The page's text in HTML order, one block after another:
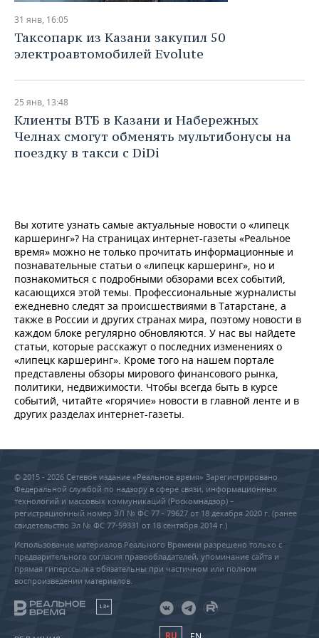
НЕФТЕХИМИЯ
НЕФТЬ
ЭНЕРГЕТИКА
РОЗНИЧНАЯ ТОРГОВЛЯ
ТРАНСПОРТ
НОВОСТИ ТЕХНОЛОГИЙ
IT
ТЕЛЕКОММУНИКАЦИИ
МЕРОПРИЯТИЯ
НОВОСТИ МЕРОПРИЯТИЙ
БИЗНЕС-БРАНЧИ
ONLINE-КОНФЕРЕНЦИИ
СПОРТ
ФУТБОЛ
ХОККЕЙ
ВОЛЕЙБОЛ
КИБЕРСПОРТ
ФИГУРНОЕ КАТАНИЕ
ВОДНЫЕ ВИДЫ СПОРТА
ХОККЕЙ С МЯЧОМ
НОВОСТИ ОБЩЕСТВА
ВЛАСТЬ
ИСТОРИЯ
КУЛЬТУРА
МЕДИЦИНА
ОБРАЗОВАНИЕ
ПРОИСШЕСТВИЯ
ФОТОГАЛЕРЕЯ
СЮЖЕТЫ
СПИСОК ПЕРСОН
СПИСОК КОМПАНИЙ
ПОЛНАЯ ВЕРСИЯ
31 янв, 16:05
Таксопарк из Казани закупил 50
электроавтомобилей Evolute
25 янв, 13:48
Клиенты ВТБ в Казани и Набережных
Челнах смогут обменять мультибонусы на
поездку в такси с DiDi
Вы хотите узнать самые актуальные новости о «липецк
каршеринг»? На страницах интернет-газеты «Реальное
время» можно не только прочитать информационные и
познавательные статьи о «липецк каршеринг», но и
познакомиться с подробными обзорами всех событий,
касающихся этой темы. Профессиональные журналисты
ежедневно следят за происшествиями в Татарстане, а
также в России и других странах мира, поэтому новости в
каждом блоке регулярно обновляются. У нас вы найдете
статьи, которые расскажут о последних изменениях о
«липецк каршеринг». Кроме того на нашем портале
представлены обзоры мирового финансового рынка,
политики, недвижимости. Чтобы всегда быть в курсе
событий, читайте «горячие» новости в главной ленте и в
других разделах интернет-газеты.
© 2015 - 2026 Сетевое издание «Реальное время» Зарегистрировано
Федеральной службой по надзору в сфере связи, информационных
технологий и массовых коммуникаций (Роскомнадзор) –
регистрационный номер ЭЛ № ФС 77 - 79627 от 18 декабря 2020 г. (ранее
свидетельство Эл № ФС 77-59331 от 18 сентября 2014 г.)
Использование материалов Реального Времени разрешено только с
предварительного согласия правообладателей, упоминание сайта и
прямая гиперссылка обязательны при частичном или полном
воспроизведении материалов.
18+
RU